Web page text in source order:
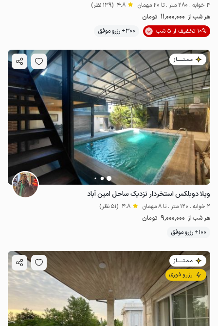
2.2میلیون ت 4.9
3 خوابه . 280 متر . تا 20 مهمان 4.8 (139 نظر)
هر شب از 11٬000٬000 تومان
10% تخفیف از 5 شب
300+ رزرو موفق
مـمـتــــــاز
ویلا دوبلکس‌ استخردار نزدیک ساحل امین آباد
2 خوابه . 120 متر . تا 8 مهمان 4.8 (51 نظر)
هر شب از 9٬000٬000 تومان
100+ رزرو موفق
مـمـتــــــاز
رزرو فوری